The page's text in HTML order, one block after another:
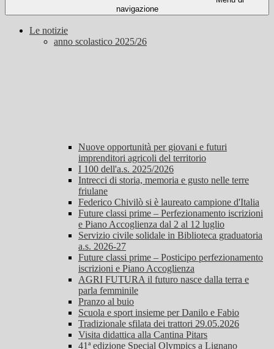
navigazione
Le notizie
anno scolastico 2025/26
Nuove opportunità per giovani e futuri
imprenditori agricoli del territorio
I 100 dell'a.s. 2025/2026
Intrecci di storia, memoria e gusto nelle terre
friulane
Federico Chivilò si è laureato campione d'Italia
Future classi prime – Perfezionamento iscrizioni
e Piano Accoglienza dal 2 al 12 luglio
Servizio civile solidale in Biblioteca graduatoria
a.s. 2026-27
Future classi prime – Posticipo perfezionamento
iscrizioni e Piano Accoglienza
AGRI FUTURA il futuro nasce dalla terra e
parla femminile
Pranzo al buio
Scuola e sport insieme per Danilo e Fabio
Tradizionale sfilata dei trattori 29.05.2026
Visita didattica alla Cantina Pitars
41ª edizione Special Olympics a Lignano